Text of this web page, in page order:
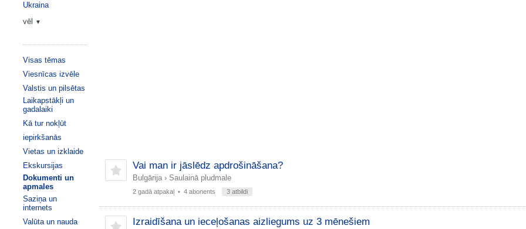
Vai man ir jāslēdz apdrošināšana?
Bulgārija› Saulainā pludmale
2 gadā atpakaļ• 4 abonents 3 atbildi
Izraidīšana un ieceļošanas aizliegums uz 3 mēnešiem
Ukraina
vēl
▼
Visas tēmas
Viesnīcas izvēle
Valstis un pilsētas
Laikapstākļi un
gadalaiki
Kā tur nokļūt
iepirkšanās
Vietas un izklaide
Ekskursijas
Dokumenti un
apmales
Saziņa un
internets
Valūta un nauda